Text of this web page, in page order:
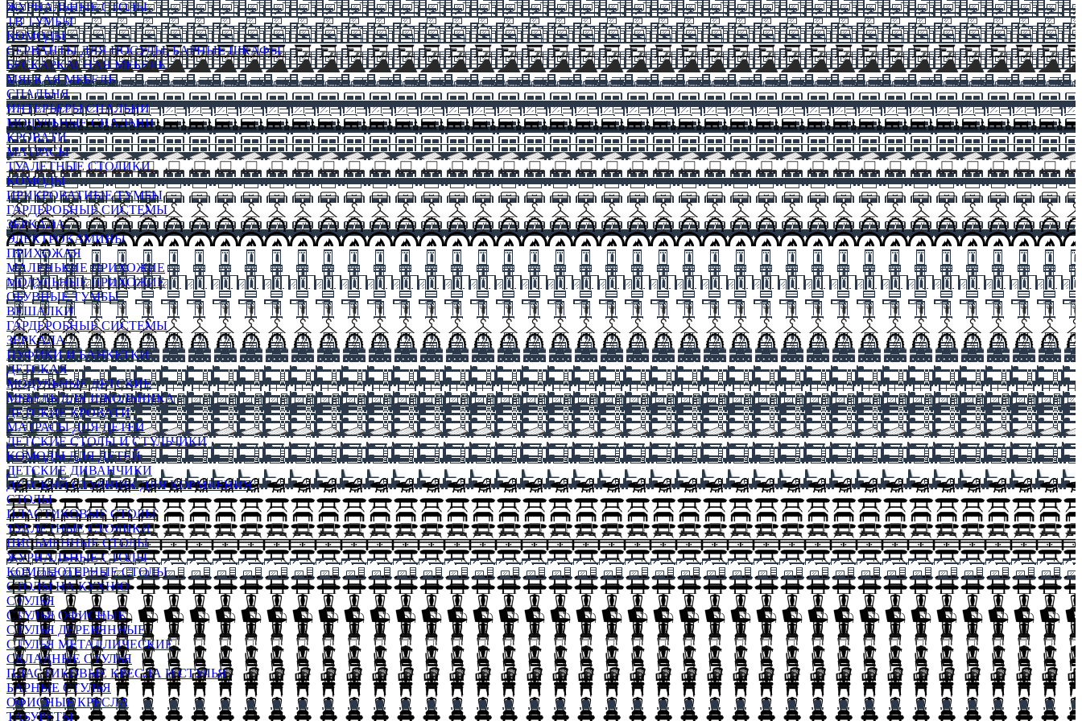
ЖУРНАЛЬНЫЕ СТОЛЫ
ТВ ТУМБЫ
КОМОДЫ
СЕРВАНТЫ ДЛЯ ПОСУДЫ, БАРНЫЕ ШКАФЫ
БЕСКАРКАСНАЯ МЕБЕЛЬ
МЯГКАЯ МЕБЕЛЬ
СПАЛЬНЯ
ИНТЕРЬЕРЫ СПАЛЬНИ
МОДУЛЬНЫЕ СПАЛЬНИ
КРОВАТИ
МАТРАСЫ
ТУАЛЕТНЫЕ СТОЛИКИ
КОМОДЫ
ПРИКРОВАТНЫЕ ТУМБЫ
ГАРДЕРОБНЫЕ СИСТЕМЫ
ЗЕРКАЛА
ЭЛЕКТРОКАМИНЫ
ПРИХОЖАЯ
МАЛЕНЬКИЕ ПРИХОЖИЕ
МОДУЛЬНЫЕ ПРИХОЖИЕ
ОБУВНЫЕ ТУМБЫ
ВЕШАЛКИ
ГАРДЕРОБНЫЕ СИСТЕМЫ
ЗЕРКАЛА
ПУФИКИ И БАНКЕТКИ
ДЕТСКАЯ
МОДУЛЬНЫЕ ДЕТСКИЕ
МЕБЕЛЬ ДЛЯ ШКОЛЬНИКА
ДЕТСКИЕ КРОВАТИ
МАТРАСЫ ДЛЯ ДЕТЕЙ
ДЕТСКИЕ СТОЛЫ И СТУЛЬЧИКИ
КОМОДЫ ДЛЯ ДЕТЕЙ
ДЕТСКИЕ ДИВАНЧИКИ
ДЕТСКИЙ СТУЛЬЧИК ДЛЯ КОРМЛЕНИЯ
СТОЛЫ
ПЛАСТИКОВЫЕ СТОЛЫ
ТУАЛЕТНЫЕ СТОЛИКИ
ПИСЬМЕННЫЕ СТОЛЫ
ЖУРНАЛЬНЫЕ СТОЛЫ
КОМПЬЮТЕРНЫЕ СТОЛЫ
СТОЛЫ НА КУХНЮ
СТУЛЬЯ
СТУЛЬЯ ОФИСНЫЕ
СТУЛЬЯ ДЕРЕВЯННЫЕ
СТУЛЬЯ МЕТАЛЛИЧЕСКИЕ
СКЛАДНЫЕ СТУЛЬЯ
ПЛАСТИКОВЫЕ КРЕСЛА И СТУЛЬЯ
БАРНЫЕ СТУЛЬЯ
ОФИСНЫЕ КРЕСЛА
ТАБУРЕТЫ